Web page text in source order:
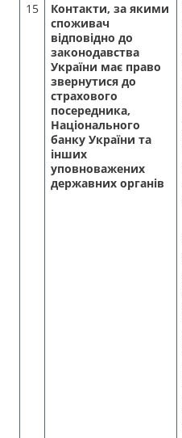
15
Контакти, за якими
споживач
відповідно до
законодавства
України має право
звернутися до
страхового
посередника,
Національного
банку України та
інших
уповноважених
державних органів